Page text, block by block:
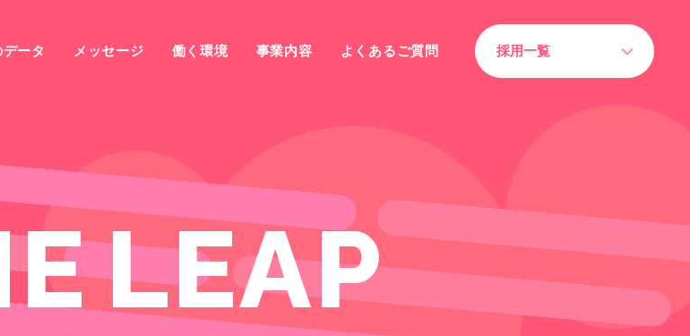
ータ メッセージ 働く環境 事業内容 よくあるご質問 採用一覧
ELEAP